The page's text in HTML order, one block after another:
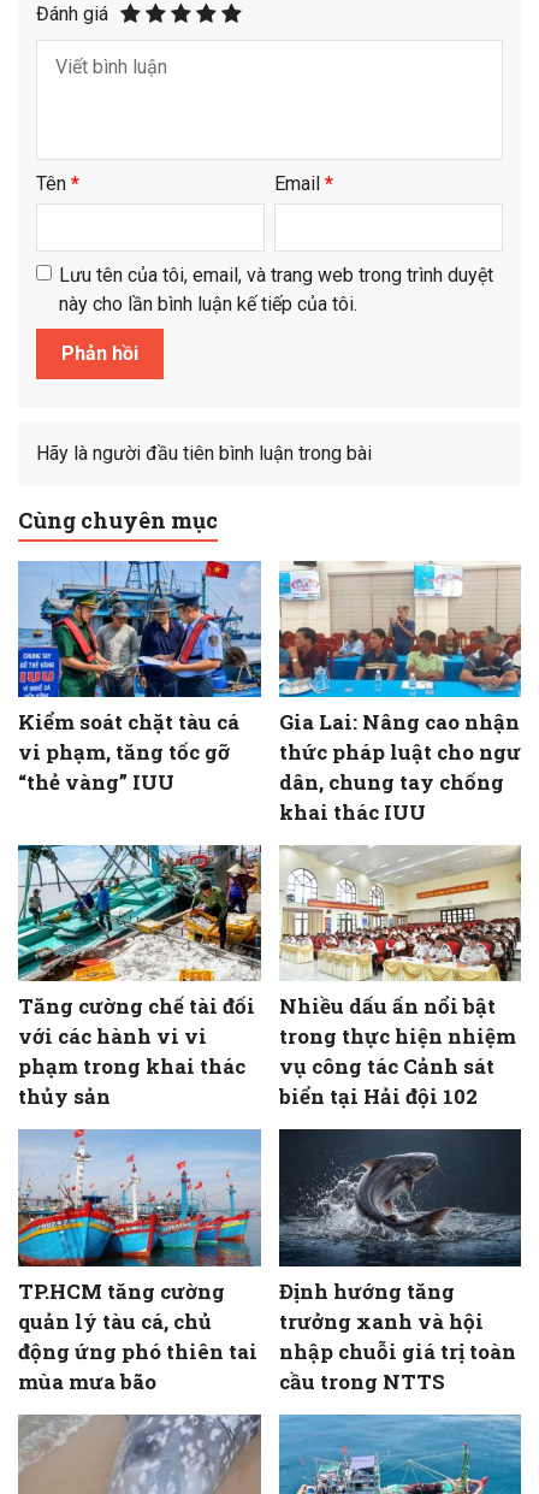
Đánh giá
Tên * Email *
Lưu tên của tôi, email, và trang web trong trình duyệt
này cho lần bình luận kế tiếp của tôi.
Hãy là người đầu tiên bình luận trong bài
Cùng chuyên mục
Kiểm soát chặt tàu cá
vi phạm, tăng tốc gỡ
“thẻ vàng” IUU
Gia Lai: Nâng cao nhận
thức pháp luật cho ngư
dân, chung tay chống
khai thác IUU
Tăng cường chế tài đối
với các hành vi vi
phạm trong khai thác
thủy sản
Nhiều dấu ấn nổi bật
trong thực hiện nhiệm
vụ công tác Cảnh sát
biển tại Hải đội 102
TP.HCM tăng cường
quản lý tàu cá, chủ
động ứng phó thiên tai
mùa mưa bão
Định hướng tăng
trưởng xanh và hội
nhập chuỗi giá trị toàn
cầu trong NTTS